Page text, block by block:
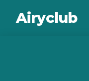
Airyclub